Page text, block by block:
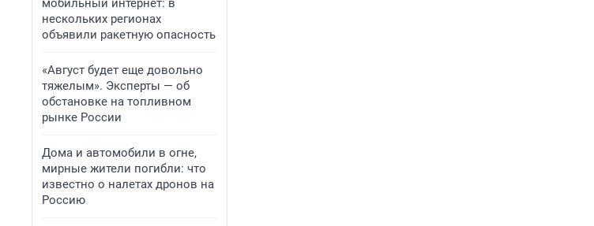
мобильный интернет: в
нескольких регионах
объявили ракетную опасность
«Август будет еще довольно
тяжелым». Эксперты — об
обстановке на топливном
рынке России
Дома и автомобили в огне,
мирные жители погибли: что
известно о налетах дронов на
Россию